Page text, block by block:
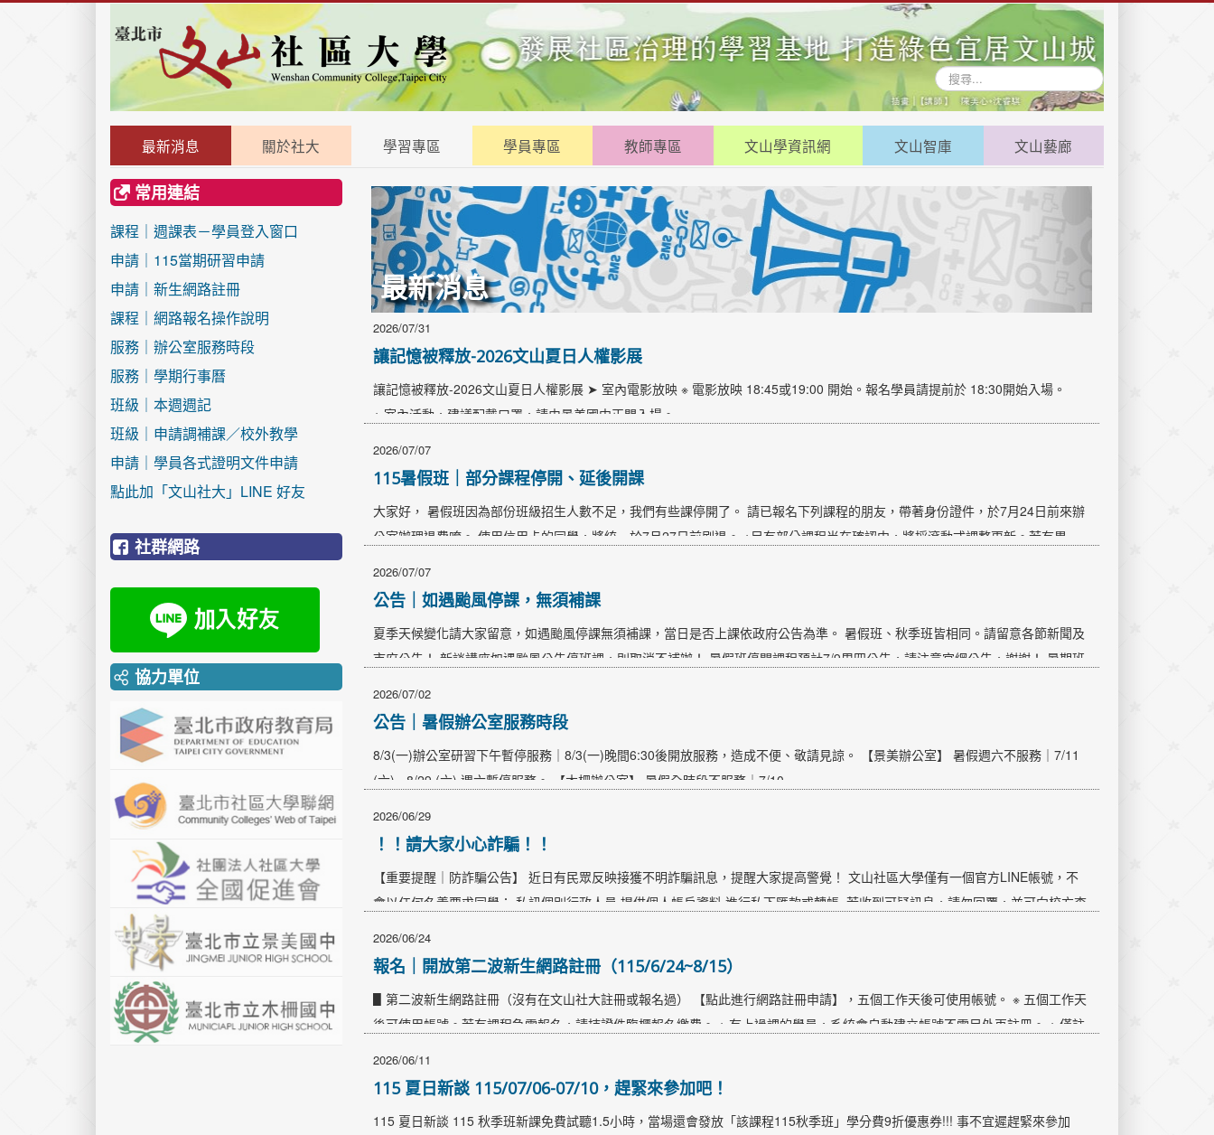
搜
尋...
最新消息 關於社大 學習專區 學員專區 教師專區 文山學資訊網 文山智庫 文山藝廊
常用連結
課程｜週課表－學員登入窗口
申請｜115當期研習申請
申請｜新生網路註冊
課程｜網路報名操作說明
服務｜辦公室服務時段
服務｜學期行事曆
班級｜本週週記
班級｜申請調補課／校外教學
申請｜學員各式證明文件申請
點此加「文山社大」LINE 好友
社群網路
協力單位
最新消息
2026/07/31
讓記憶被釋放-2026文山夏日人權影展
讓記憶被釋放-2026文山夏日人權影展 ➤ 室內電影放映 ※ 電影放映 18:45或19:00 開始。報名學員請提前於 18:30開始入場。
※ 室內活動，建議配戴口罩，請由景美國中正門入場。…
2026/07/07
115暑假班｜部分課程停開、延後開課
大家好， 暑假班因為部份班級招生人數不足，我們有些課停開了。 請已報名下列課程的朋友，帶著身份證件，於7月24日前來辦
公室辦理退費唷。 使用信用卡的同學，將統一於7月27日前刷退。 ※另有部分課程尚在確認中，將採滾動式調整更新。若有異
2026/07/07
公告｜如遇颱風停課，無須補課
夏季天候變化請大家留意，如遇颱風停課無須補課，當日是否上課依政府公告為準。 暑假班、秋季班皆相同。請留意各節新聞及
市府公告！ 新談講座如遇颱風公告停班課，則取消不補辦！ 暑假班停開課程預計7/9周四公告，請注意官網公告，謝謝！ 暑期班
2026/07/02
公告｜暑假辦公室服務時段
8/3(一)辦公室研習下午暫停服務｜8/3(一)晚間6:30後開放服務，造成不便、敬請見諒。 【景美辦公室】 暑假週六不服務｜7/11
(六) - 8/29 (六) 週六暫停服務。 【木柵辦公室】 暑假全時段不服務｜7/10…
2026/06/29
！！請大家小心詐騙！！
【重要提醒｜防詐騙公告】 近日有民眾反映接獲不明詐騙訊息，提醒大家提高警覺！ 文山社區大學僅有一個官方LINE帳號，不
會以任何名義要求同學： 私訊個別行政人員 提供個人帳戶資料 進行私下匯款或轉帳 ​ 若收到可疑訊息，請勿回覆，並可向校方查
2026/06/24
報名｜開放第二波新生網路註冊（115/6/24~8/15）
▋第二波新生網路註冊（沒有在文山社大註冊或報名過） 【點此進行網路註冊申請】，五個工作天後可使用帳號。 ※ 五個工作天
後可使用帳號。若有課程急需報名，請持證件臨櫃報名繳費。 ※ 有上過課的學員，系統會自動建立帳號不需另外再註冊。 ※ 僅註
2026/06/11
115 夏日新談 115/07/06-07/10，趕緊來參加吧！
115 夏日新談 115 秋季班新課免費試聽1.5小時，當場還會發放「該課程115秋季班」學分費9折優惠券!!! 事不宜遲趕緊來參加